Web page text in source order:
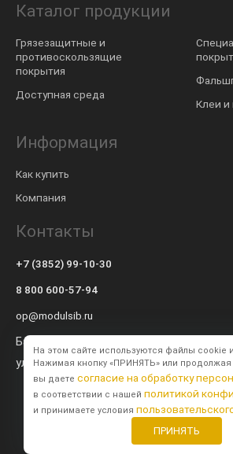
Каталог продукции
Грязезащитные и
противоскользящие
покрытия
Доступная среда
Клеи и
Информация
Как купить
Компания
Контакты
+7 (3852) 99-10-30
8 800 600-57-94
op@modulsib.ru
Барнаул
ул. Калинина, 71 к2
BTB Digital
На этом сайте используются файлы cookie
Нажимая кнопку «ПРИНЯТЬ» или продолжая
вы даете согласие на обработку
в соответствии с нашей политикой
и принимаете условия
ПРИНЯТЬ